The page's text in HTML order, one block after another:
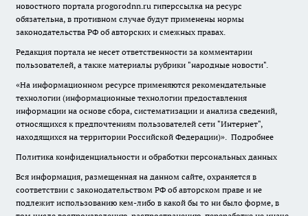
новостного портала progorodnn.ru гиперссылка на ресурс
обязательна, в противном случае будут применены нормы
законодательства РФ об авторских и смежных правах.
Редакция портала не несет ответственности за комментарии
пользователей, а также материалы рубрики "народные новости".
«На информационном ресурсе применяются рекомендательные
технологии (информационные технологии предоставления
информации на основе сбора, систематизации и анализа сведений,
относящихся к предпочтениям пользователей сети "Интернет",
находящихся на территории Российской Федерации)». Подробнее
Политика конфиденциальности и обработки персональных данных
Вся информация, размещенная на данном сайте, охраняется в
соответствии с законодательством РФ об авторском праве и не
подлежит использованию кем-либо в какой бы то ни было форме, в